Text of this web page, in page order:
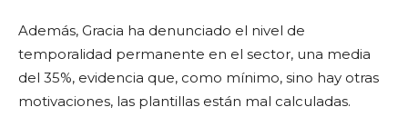
Además, Gracia ha denunciado el nivel de
temporalidad permanente en el sector, una media
del 35%, evidencia que, como mínimo, sino hay otras
motivaciones, las plantillas están mal calculadas.